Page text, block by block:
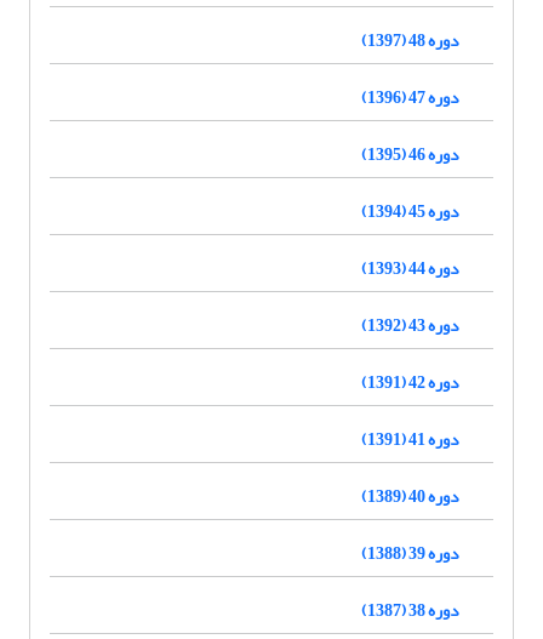
دوره 48 (1397)
دوره 47 (1396)
دوره 46 (1395)
دوره 45 (1394)
دوره 44 (1393)
دوره 43 (1392)
دوره 42 (1391)
دوره 41 (1391)
دوره 40 (1389)
دوره 39 (1388)
دوره 38 (1387)